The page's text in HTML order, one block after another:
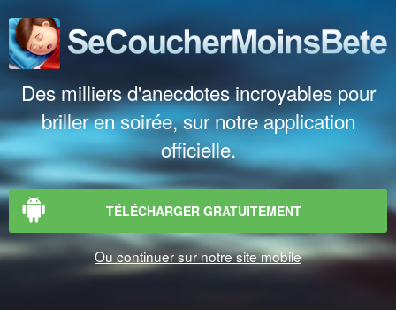
Des milliers d'anecdotes incroyables pour
briller en soirée, sur notre application
officielle.
TÉLÉCHARGER GRATUITEMENT
Ou continuer sur notre site mobile